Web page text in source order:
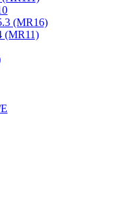
(MR16)
(MR11)